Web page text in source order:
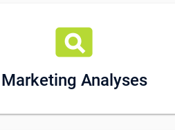
pageview
Marketing Analyses